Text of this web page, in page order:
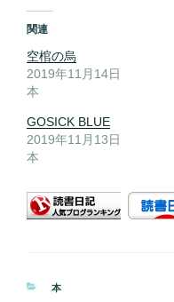
関連
空棺の烏
2019年11月14日
本
GOSICK BLUE
2019年11月13日
本
カ
本